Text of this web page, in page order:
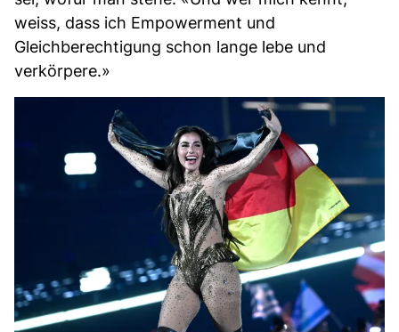
weiss, dass ich Empowerment und
Gleichberechtigung schon lange lebe und
verkörpere.»